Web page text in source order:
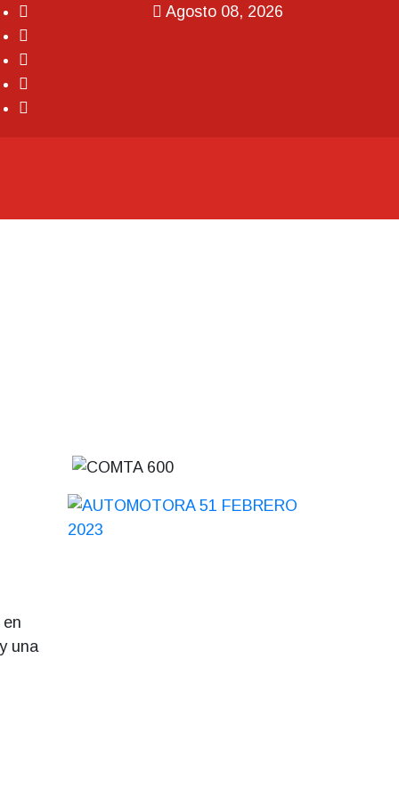
Agosto 08, 2026
una